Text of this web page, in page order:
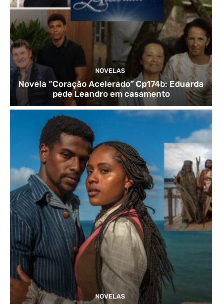
NOVELAS
Novela “Coração Acelerado” Cp174b: Eduarda
pede Leandro em casamento
NOVELAS